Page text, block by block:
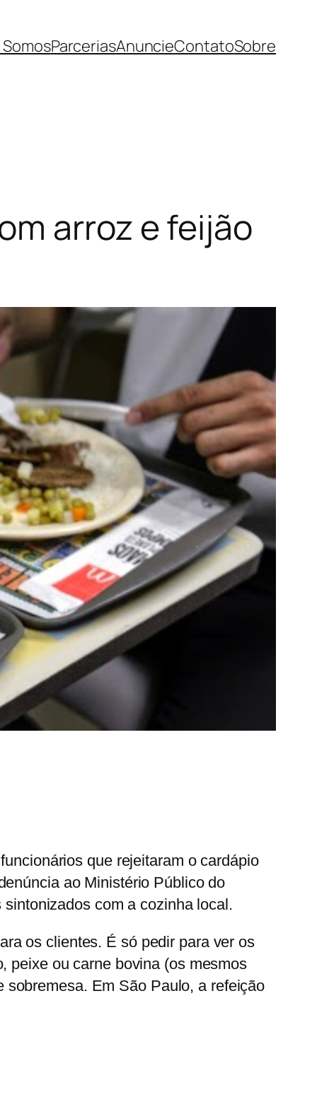
ParceriasAnuncieContatoSobre
arroz e feijão
que rejeitaram o cardápio
ao Ministério Público do
com a cozinha local.
os clientes. É só pedir para ver os
peixe ou carne bovina (os mesmos
sobremesa. Em São Paulo, a refeição